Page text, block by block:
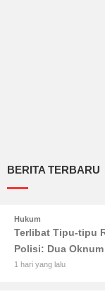
BERITA TERBARU
Hukum
Terlibat Tipu-tipu
Polisi: Dua
Jambi Diciduk
1 hari yang lalu